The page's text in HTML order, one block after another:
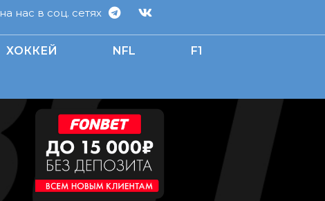
нас в соц. сетях
ХОККЕЙ NFL F1